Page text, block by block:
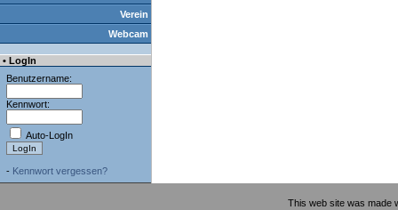
Verein
Webcam
• LogIn
Benutzername:
Kennwort:
Auto-LogIn
- Kennwort vergessen?
This web site was made